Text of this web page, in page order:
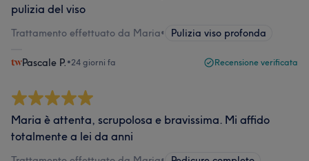
pulizia del viso
Trattamento effettuato da Maria• Pulizia viso profonda
Pascale P. •24 giorni fa Recensione verificata
Maria è attenta, scrupolosa e bravissima. Mi affido
totalmente a lei da anni